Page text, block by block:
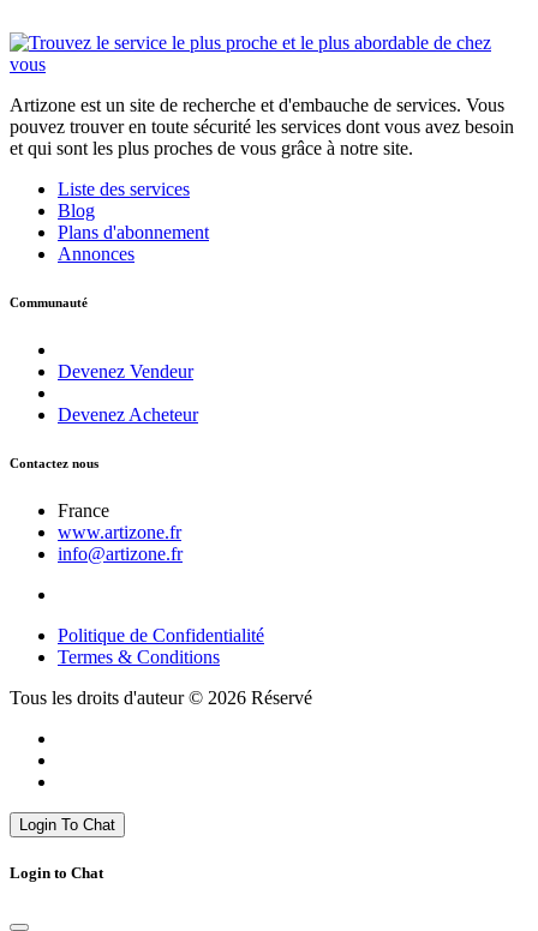
Artizone est un site de recherche et d'embauche de services. Vous
pouvez trouver en toute sécurité les services dont vous avez besoin
et qui sont les plus proches de vous grâce à notre site.
Liste des services
Blog
Plans d'abonnement
Annonces
Communauté
Devenez Vendeur
Devenez Acheteur
Contactez nous
France
www.artizone.fr
info@artizone.fr
Politique de Confidentialité
Termes & Conditions
Tous les droits d'auteur © 2026 Réservé
Login To Chat
Login to Chat